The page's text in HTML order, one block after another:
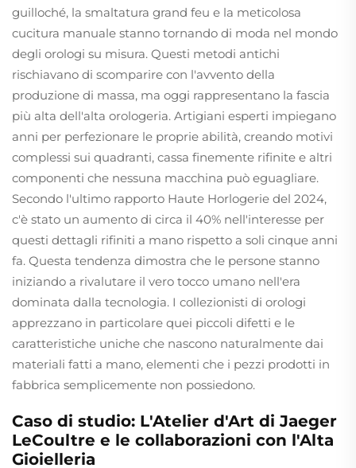
guilloché, la smaltatura grand feu e la meticolosa
cucitura manuale stanno tornando di moda nel mondo
degli orologi su misura. Questi metodi antichi
rischiavano di scomparire con l'avvento della
produzione di massa, ma oggi rappresentano la fascia
più alta dell'alta orologeria. Artigiani esperti impiegano
anni per perfezionare le proprie abilità, creando motivi
complessi sui quadranti, cassa finemente rifinite e altri
componenti che nessuna macchina può eguagliare.
Secondo l'ultimo rapporto Haute Horlogerie del 2024,
c'è stato un aumento di circa il 40% nell'interesse per
questi dettagli rifiniti a mano rispetto a soli cinque anni
fa. Questa tendenza dimostra che le persone stanno
iniziando a rivalutare il vero tocco umano nell'era
dominata dalla tecnologia. I collezionisti di orologi
apprezzano in particolare quei piccoli difetti e le
caratteristiche uniche che nascono naturalmente dai
materiali fatti a mano, elementi che i pezzi prodotti in
fabbrica semplicemente non possiedono.
Caso di studio: L'Atelier d'Art di Jaeger
LeCoultre e le collaborazioni con l'Alta
Gioielleria